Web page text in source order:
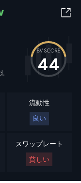
44
流動性
良い
スワップレート
貧しい